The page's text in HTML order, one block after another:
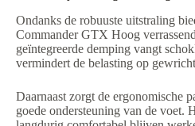
Ondanks de robuuste uitstraling
Commander GTX Hoog
geïntegreerde demping vangt
vermindert de belasting op
Daarnaast zorgt de ergonomische
goede ondersteuning van de voet.